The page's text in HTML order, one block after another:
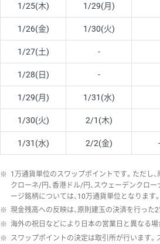
1/25(木) 1/29(月)
1/26(金) 1/30(火)
1/27(土) -
1/28(日) -
1/29(月) 1/31(水)
1/30(火) 2/1(木)
1/31(水) 2/2(金)
※ 1万通貨単位のスワップポイントです。ただし
クローネ/円、香港ドル/円、スウェーデンクロ
ージ銘柄については、10万通貨単位となります。
※ 現金残高への反映は、原則建玉の決済を行った2
※ 海外の祝日などにより日本の営業日と異なる場
※ スワップポイントの決定は取引所が行います